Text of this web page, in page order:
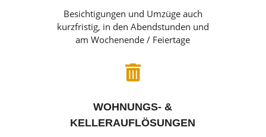
Besichtigungen und Umzüge auch
kurzfristig, in den Abendstunden und
am Wochenende / Feiertage

WOHNUNGS- &
KELLERAUFLÖSUNGEN